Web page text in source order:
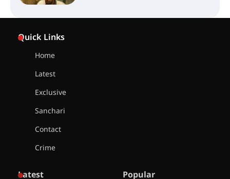
Quick Links
Home
Latest
Exclusive
Sanchari
Contact
Crime
Latest Popular